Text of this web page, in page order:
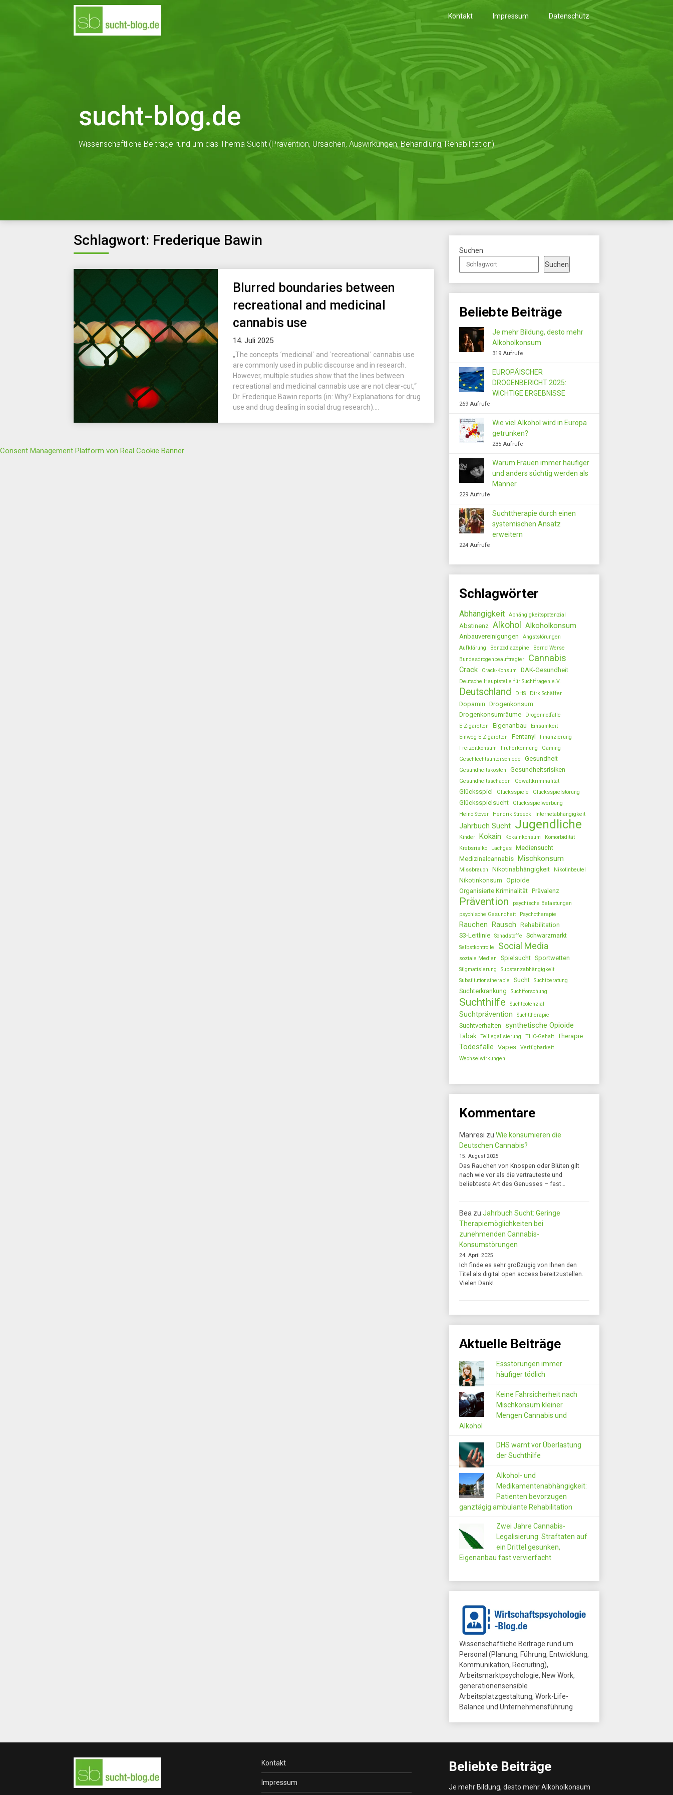
Kontakt Impressum Datenschutz
sucht-blog.de
Wissenschaftliche Beiträge rund um das Thema Sucht (Prävention, Ursachen, Auswirkungen, Behandlung, Rehabilitation)
Schlagwort: Frederique Bawin
Blurred boundaries between
recreational and medicinal
cannabis use
14. Juli 2025
„The concepts ´medicinal´ and ´recreational´ cannabis use
are commonly used in public discourse and in research.
However, multiple studies show that the lines between
recreational and medicinal cannabis use are not clear-cut,“
Dr. Frederique Bawin reports (in: Why? Explanations for drug
use and drug dealing in social drug research)....
Suchen
Suchen
Beliebte Beiträge
Je mehr Bildung, desto mehr
Alkoholkonsum
319 Aufrufe
EUROPÄISCHER
DROGENBERICHT 2025:
WICHTIGE ERGEBNISSE
269 Aufrufe
Wie viel Alkohol wird in Europa
getrunken?
235 Aufrufe
Warum Frauen immer häufiger
und anders süchtig werden als
Männer
229 Aufrufe
Suchttherapie durch einen
systemischen Ansatz
erweitern
224 Aufrufe
Schlagwörter
Abhängigkeit Abhängigkeitspotenzial
Abstinenz Alkohol Alkoholkonsum
Anbauvereinigungen
Angststörungen
Aufklärung
Benzodiazepine
Bernd Werse
Bundesdrogenbeauftragter
Cannabis
Crack Crack-Konsum DAK-Gesundheit
Deutsche Hauptstelle für Suchtfragen e.V.
Deutschland DHS Dirk Schäffer
Dopamin Drogenkonsum
Drogenkonsumräume
Drogennotfälle
E-Zigaretten
Eigenanbau
Einsamkeit
Einweg-E-Zigaretten
Fentanyl
Finanzierung
Freizeitkonsum
Früherkennung
Gaming
Geschlechtsunterschiede
Gesundheit
Gesundheitskosten Gesundheitsrisiken
Gesundheitsschäden Gewaltkriminalität
Glücksspiel Glücksspiele Glücksspielstörung
Glücksspielsucht
Glücksspielwerbung
Heino Stöver
Hendrik Streeck Internetabhängigkeit
Jahrbuch Sucht Jugendliche
Kinder Kokain Kokainkonsum
Komorbidität
Krebsrisiko
Lachgas
Mediensucht
Medizinalcannabis Mischkonsum
Missbrauch Nikotinabhängigkeit Nikotinbeutel
Nikotinkonsum Opioide
Organisierte Kriminalität Prävalenz
Prävention
psychische Belastungen
psychische Gesundheit
Psychotherapie
Rauchen Rausch Rehabilitation
S3-Leitlinie
Schadstoffe Schwarzmarkt
Selbstkontrolle Social Media
soziale Medien Spielsucht Sportwetten
Stigmatisierung
Substanzabhängigkeit
Substitutionstherapie
Sucht Suchtberatung
Suchterkrankung Suchtforschung
Suchthilfe Suchtpotenzial
Suchtprävention Suchttherapie
Suchtverhalten synthetische Opioide
Tabak Teillegalisierung THC-Gehalt Therapie
Todesfälle Vapes
Verfügbarkeit
Wechselwirkungen
Kommentare
Manresi zu Wie konsumieren die
Deutschen Cannabis?
15. August 2025
Das Rauchen von Knospen oder Blüten gilt
nach wie vor als die vertrauteste und
beliebteste Art des Genusses – fast…
Bea zu Jahrbuch Sucht: Geringe
Therapiemöglichkeiten bei
zunehmenden Cannabis-
Konsumstörungen
24. April 2025
Ich finde es sehr großzügig von Ihnen den
Titel als digital open access bereitzustellen.
Vielen Dank!
Aktuelle Beiträge
Essstörungen immer
häufiger tödlich
Keine Fahrsicherheit nach
Mischkonsum kleiner
Mengen Cannabis und
Alkohol
DHS warnt vor Überlastung
der Suchthilfe
Alkohol- und
Medikamentenabhängigkeit:
Patienten bevorzugen
ganztägig ambulante Rehabilitation
Zwei Jahre Cannabis-
Legalisierung: Straftaten auf
ein Drittel gesunken,
Eigenanbau fast vervierfacht
Wissenschaftliche Beiträge rund um
Personal (Planung, Führung, Entwicklung,
Kommunikation, Recruiting),
Arbeitsmarktpsychologie, New Work,
generationensensible
Arbeitsplatzgestaltung, Work-Life-
Balance und Unternehmensführung
Kontakt
Impressum
Beliebte Beiträge
Je mehr Bildung, desto mehr Alkoholkonsum
Consent Management Platform von Real Cookie Banner